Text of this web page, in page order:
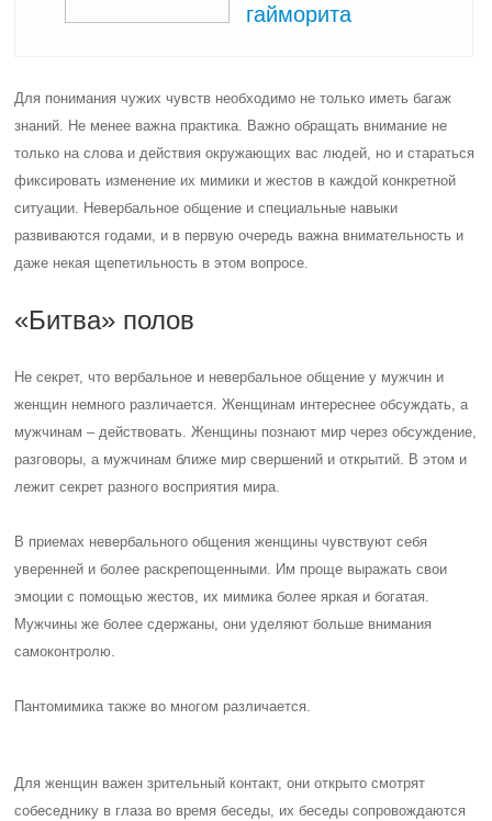
гайморита
Для понимания чужих чувств необходимо не только иметь багаж
знаний. Не менее важна практика. Важно обращать внимание не
только на слова и действия окружающих вас людей, но и стараться
фиксировать изменение их мимики и жестов в каждой конкретной
ситуации. Невербальное общение и специальные навыки
развиваются годами, и в первую очередь важна внимательность и
даже некая щепетильность в этом вопросе.
«Битва» полов
Не секрет, что вербальное и невербальное общение у мужчин и
женщин немного различается. Женщинам интереснее обсуждать, а
мужчинам – действовать. Женщины познают мир через обсуждение,
разговоры, а мужчинам ближе мир свершений и открытий. В этом и
лежит секрет разного восприятия мира.
В приемах невербального общения женщины чувствуют себя
уверенней и более раскрепощенными . Им проще выражать свои
эмоции с помощью жестов, их мимика более яркая и богатая.
Мужчины же более сдержаны, они уделяют больше внимания
самоконтролю.
Пантомимика также во многом различается.
Для женщин важен зрительный контакт, они открыто смотрят
собеседнику в глаза во время беседы, их беседы сопровождаются